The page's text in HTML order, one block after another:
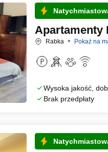
Apartamenty
Rabka Pokaż na
Wysoka jakość,
Brak przedpłaty